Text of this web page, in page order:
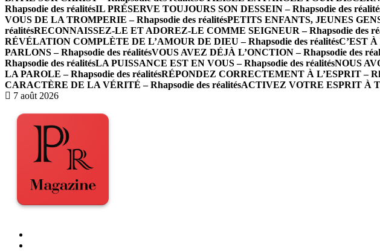
Rhapsodie des réalitésIL PRÉSERVE TOUJOURS SON DESSEIN – Rhapsodie des
VOUS DE LA TROMPERIE – Rhapsodie des réalitésPETITS ENFANTS, JEUNES
réalitésRECONNAISSEZ-LE ET ADOREZ-LE COMME SEIGNEUR – Rhapsodie des
RÉVÉLATION COMPLÈTE DE L’AMOUR DE DIEU – Rhapsodie des réalitésC’EST
PARLONS – Rhapsodie des réalitésVOUS AVEZ DÉJÀ L’ONCTION – Rhapsodie des
Rhapsodie des réalitésLA PUISSANCE EST EN VOUS – Rhapsodie des réalitésNOUS
LA PAROLE – Rhapsodie des réalitésRÉPONDEZ CORRECTEMENT À L’ESPRIT –
CARACTÈRE DE LA VÉRITÉ – Rhapsodie des réalitésACTIVEZ VOTRE ESPRIT À
7 août 2026